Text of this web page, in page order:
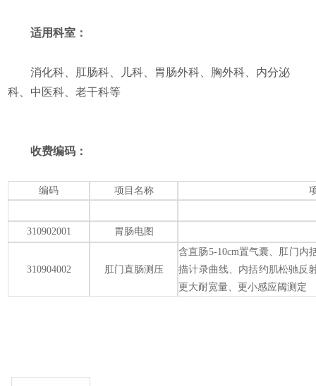
适用科室：
消化科、肛肠科、儿科、胃肠外科、胸外科、内分泌
科、中医科、老干科等
收费编码：
编码 项目名称
310902001 胃肠电图
310904002 肛门直肠测压
含直肠5-10cm置气囊、肛门内
描计录曲线、内括约肌松驰反
更大耐宽量、 更小感应阈测定